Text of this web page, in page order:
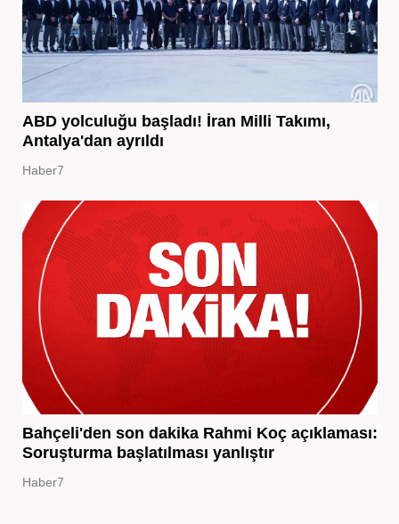
ABD yolculuğu başladı! İran Milli Takımı,
Antalya'dan ayrıldı
Haber7
Bahçeli'den son dakika Rahmi Koç açıklaması:
Soruşturma başlatılması yanlıştır
Haber7